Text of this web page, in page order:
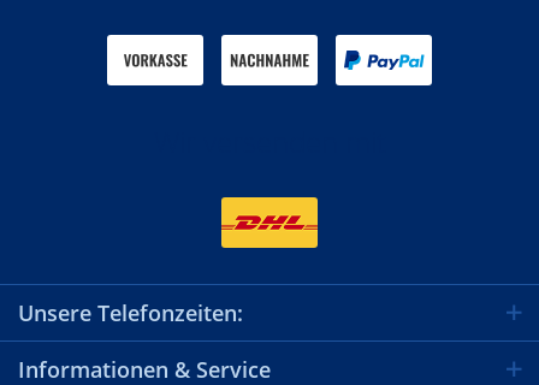
Unsere Telefonzeiten:
Informationen & Service